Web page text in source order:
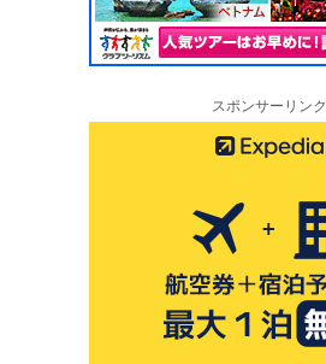
スポンサーリンク